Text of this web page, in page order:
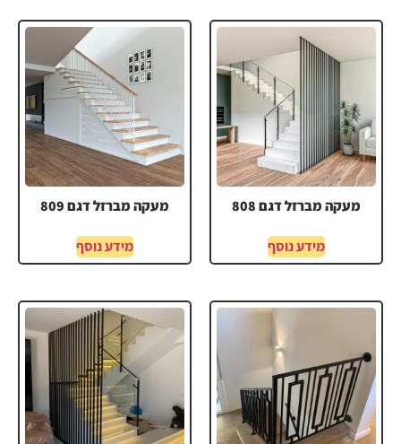
מעקה מברזל דגם 808
מידע נוסף
מעקה מברזל דגם 809
מידע נוסף